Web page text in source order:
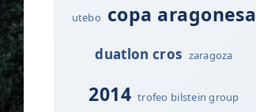
utebo copa aragonesa
duatlon cros zaragoza
2014 trofeo bilstein group